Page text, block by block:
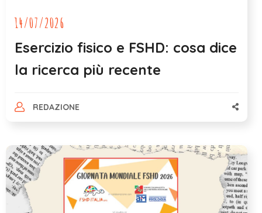
14/07/2026
Esercizio fisico e FSHD: cosa dice
la ricerca più recente
REDAZIONE